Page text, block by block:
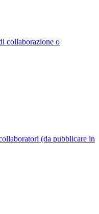
collaborazione o
(da pubblicare in